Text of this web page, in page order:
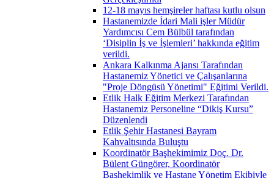
12-18 mayıs hemşireler haftası kutlu olsun
Hastanemizde İdari Mali işler Müdür
Yardımcısı Cem Bülbül tarafından
‘Disiplin İş ve İşlemleri’ hakkında eğitim
verildi.
Ankara Kalkınma Ajansı Tarafından
Hastanemiz Yönetici ve Çalışanlarına
"Proje Döngüsü Yönetimi" Eğitimi Verildi.
Etlik Halk Eğitim Merkezi Tarafından
Hastanemiz Personeline “Dikiş Kursu”
Düzenlendi
Etlik Şehir Hastanesi Bayram
Kahvaltısında Buluştu
Koordinatör Başhekimimiz Doç. Dr.
Bülent Güngörer, Koordinatör
Başhekimlik ve Hastane Yönetim Ekibiyle